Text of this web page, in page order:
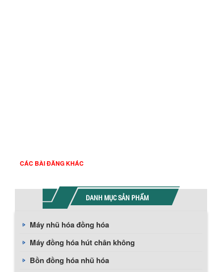
CÁC BÀI ĐĂNG KHÁC
DANH MỤC SẢN PHẨM
Máy nhũ hóa đồng hóa
Máy đồng hóa hút chân không
Bồn đồng hóa nhũ hóa